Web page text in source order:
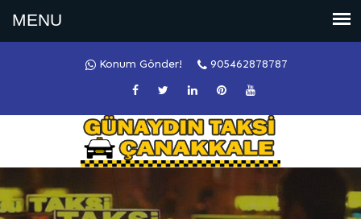
Konum Gönder! 905462878787